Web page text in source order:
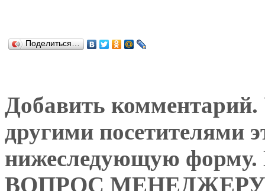
Поделиться…
Добавить комментарий.
другими посетителями
нижеследующую
ВОПРОС